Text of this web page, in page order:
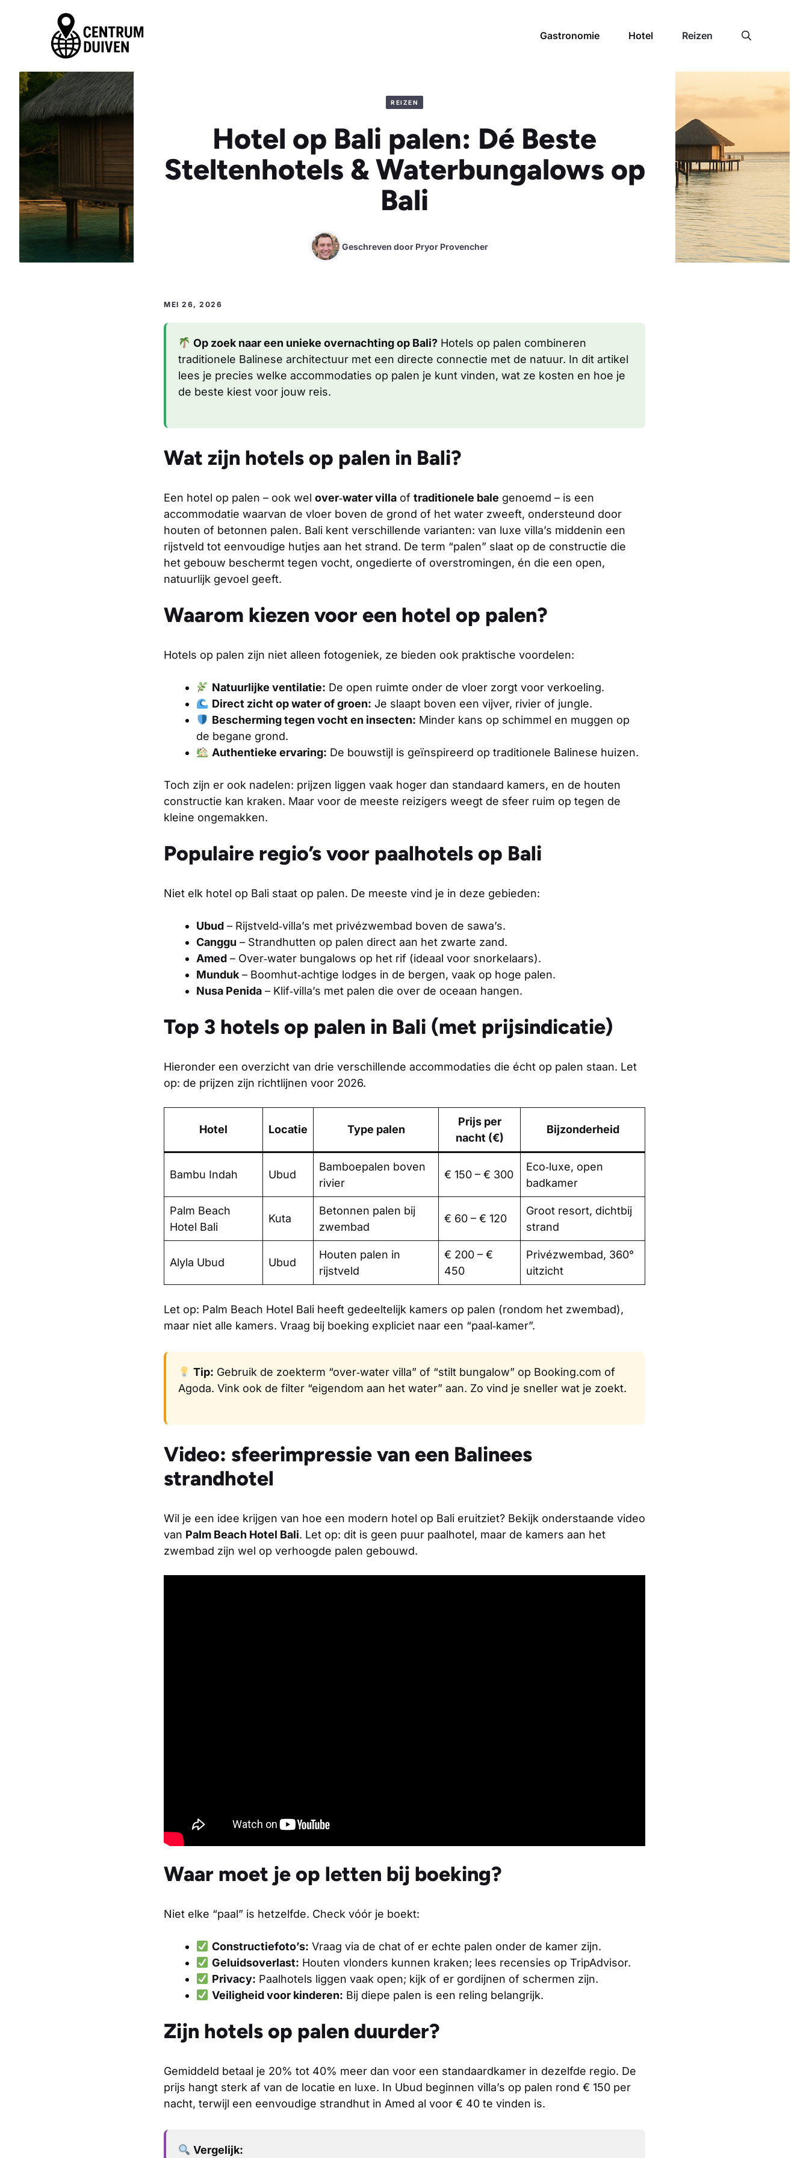
Gastronomie Hotel Reizen
REIZEN
Hotel op Bali palen: Dé Beste
Steltenhotels & Waterbungalows op
Bali
Geschreven door Pryor Provencher
MEI 26, 2026
Op zoek naar een unieke overnachting op Bali?Hotels op palen combineren
traditionele Balinese architectuur met een directe connectie met de natuur. In dit artikel
lees je precies welke accommodaties op palen je kunt vinden, wat ze kosten en hoe je
de beste kiest voor jouw reis.
Wat zijn hotels op palen in Bali?
Een hotel op palen – ook wel over‑water villa of traditionele bale genoemd – is een
accommodatie waarvan de vloer boven de grond of het water zweeft, ondersteund door
houten of betonnen palen. Bali kent verschillende varianten: van luxe villa’s middenin een
rijstveld tot eenvoudige hutjes aan het strand. De term “palen” slaat op de constructie die
het gebouw beschermt tegen vocht, ongedierte of overstromingen, én die een open,
natuurlijk gevoel geeft.
Waarom kiezen voor een hotel op palen?
Hotels op palen zijn niet alleen fotogeniek, ze bieden ook praktische voordelen:
Natuurlijke ventilatie: De open ruimte onder de vloer zorgt voor verkoeling.
Direct zicht op water of groen: Je slaapt boven een vijver, rivier of jungle.
Bescherming tegen vocht en insecten: Minder kans op schimmel en muggen op
de begane grond.
Authentieke ervaring: De bouwstijl is geïnspireerd op traditionele Balinese huizen.
Toch zijn er ook nadelen: prijzen liggen vaak hoger dan standaard kamers, en de houten
constructie kan kraken. Maar voor de meeste reizigers weegt de sfeer ruim op tegen de
kleine ongemakken.
Populaire regio’s voor paalhotels op Bali
Niet elk hotel op Bali staat op palen. De meeste vind je in deze gebieden:
Ubud – Rijstveld‑villa’s met privézwembad boven de sawa’s.
Canggu – Strandhutten op palen direct aan het zwarte zand.
Amed – Over‑water bungalows op het rif (ideaal voor snorkelaars).
Munduk – Boomhut‑achtige lodges in de bergen, vaak op hoge palen.
Nusa Penida – Klif‑villa’s met palen die over de oceaan hangen.
Top 3 hotels op palen in Bali (met prijsindicatie)
Hieronder een overzicht van drie verschillende accommodaties die écht op palen staan. Let
op: de prijzen zijn richtlijnen voor 2026.
Hotel Locatie Type palen
Prijs per
nacht (€)
Bijzonderheid
Bambu Indah Ubud
Bamboepalen boven
rivier
€ 150 – € 300
Eco‑luxe, open
badkamer
Palm Beach
Hotel Bali
Kuta
Betonnen palen bij
zwembad
€ 60 – € 120
Groot resort, dichtbij
strand
Alyla Ubud Ubud
Houten palen in
rijstveld
€ 200 – €
450
Privézwembad, 360°
uitzicht
Let op: Palm Beach Hotel Bali heeft gedeeltelijk kamers op palen (rondom het zwembad),
maar niet alle kamers. Vraag bij boeking expliciet naar een “paal‑kamer”.
Tip: Gebruik de zoekterm “over‑water villa” of “stilt bungalow” op Booking.com of
Agoda. Vink ook de filter “eigendom aan het water” aan. Zo vind je sneller wat je zoekt.
Video: sfeerimpressie van een Balinees
strandhotel
Wil je een idee krijgen van hoe een modern hotel op Bali eruitziet? Bekijk onderstaande video
van Palm Beach Hotel Bali. Let op: dit is geen puur paalhotel, maar de kamers aan het
zwembad zijn wel op verhoogde palen gebouwd.
Waar moet je op letten bij boeking?
Niet elke “paal” is hetzelfde. Check vóór je boekt:
Constructiefoto’s: Vraag via de chat of er echte palen onder de kamer zijn.
Geluidsoverlast: Houten vlonders kunnen kraken; lees recensies op TripAdvisor.
Privacy: Paalhotels liggen vaak open; kijk of er gordijnen of schermen zijn.
Veiligheid voor kinderen: Bij diepe palen is een reling belangrijk.
Zijn hotels op palen duurder?
Gemiddeld betaal je 20% tot 40% meer dan voor een standaardkamer in dezelfde regio. De
prijs hangt sterk af van de locatie en luxe. In Ubud beginnen villa’s op palen rond € 150 per
nacht, terwijl een eenvoudige strandhut in Amed al voor € 40 te vinden is.
Vergelijk: